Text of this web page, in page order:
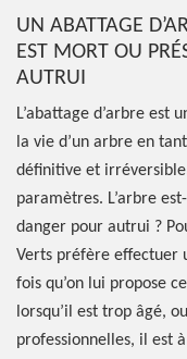
UN ABATTAGE
EST MORT OU
AUTRUI
L’abattage d’arbre est
la vie d’un arbre en
définitive et
paramètres. L’arbre
danger pour autrui ?
Verts préfère effectuer
fois qu’on lui propose
lorsqu’il est trop âgé,
professionnelles, il est